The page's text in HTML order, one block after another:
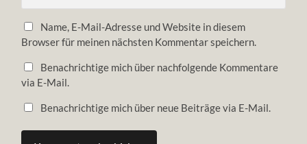
Name, E-Mail-Adresse und Website in diesem
Browser für meinen nächsten Kommentar speichern.
Benachrichtige mich über nachfolgende Kommentare
via E-Mail.
Benachrichtige mich über neue Beiträge via E-Mail.